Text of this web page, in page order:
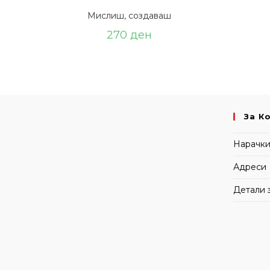
Мислиш, создаваш
270 ден
За
Нарачки
Адреси
Детали